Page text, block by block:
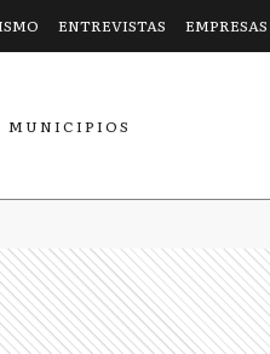
ENTREVISTAS
MUNICIPIOS